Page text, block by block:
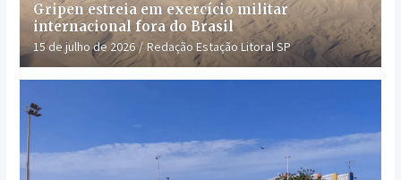
Gripen estreia em exercício militar
internacional fora do Brasil
15 de julho de 2026 Redação Estação Litoral SP